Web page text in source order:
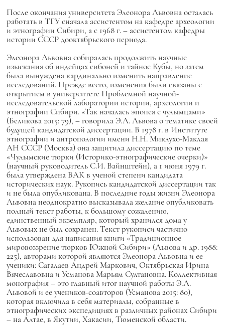
После окончания университета Элеонора Львовна осталась
работать в ТГУ сначала ассистентом на кафедре археологии
и этнографии Сибири, а с 1968 г. – ассистентом кафедры
истории СССР дооктябрьского периода.
Элеонора Львовна собиралась продолжить научные
изыскания об индейцах сибоней и тайнос Кубы, но затем
была вынуждена кардинально изменить направление
исследований. Прежде всего, изменения были связаны с
открытием в университете Проблемной научной-
исследовательской лаборатории истории, археологии и
этнографии Сибири. «Так началась эпопея с чулымцами»
(Беликова 2015: 79), – говорила Э.Л. Львова о тематике своей
будущей кандидатской диссертации. В 1978 г. в Институте
этнографии и антропологии имени Н.Н. Миклухо-Маклая
АН СССР (Москва) она защитила диссертацию по теме
«Чулымские тюрки (Историко-этнографические очерки)»
(научный руководитель С.И. Вайнштейн), а 1 июня 1979 г.
была утверждена ВАК в ученой степени кандидата
исторических наук. Рукопись кандидатской диссертации так
и не была опубликована. В последние годы жизни Элеонора
Львовна неоднократно высказывала желание опубликовать
полный текст работы, к большому сожалению,
единственный экземпляр, который хранился дома у
Львовых не был сохранен. Текст рукописи частично
использован для написания книги «Традиционное
мировоззрение тюрков Южной Сибири» (Львова и др. 1988:
225), авторами которой являются Элеонора Львовна и ее
ученики: Сагалаев Андрей Маркович, Октябрьская Ирина
Вячеславовна и Усманова Марьям Султановна. Коллективная
монография – это главный итог научной работы Э.Л.
Львовой и ее учеников-соавторов (Усманова 2015: 80),
которая включила в себя материалы, собранные в
этнографических экспедициях в различных районах Сибири
– на Алтае, в Якутии, Хакасии, Тюменской области.